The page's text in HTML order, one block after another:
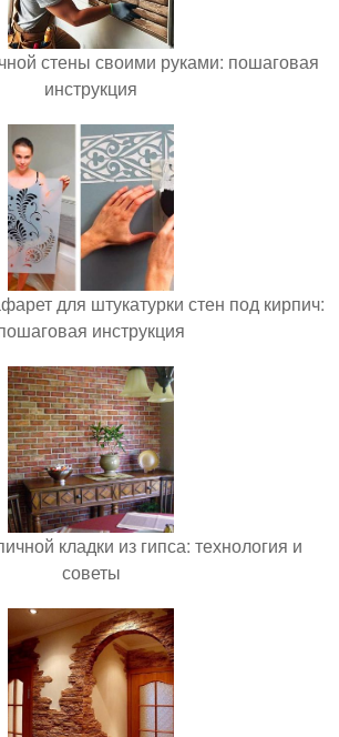
стены своими руками: пошаговая
инструкция
для штукатурки стен под кирпич:
инструкция
кладки из гипса: технология и
советы